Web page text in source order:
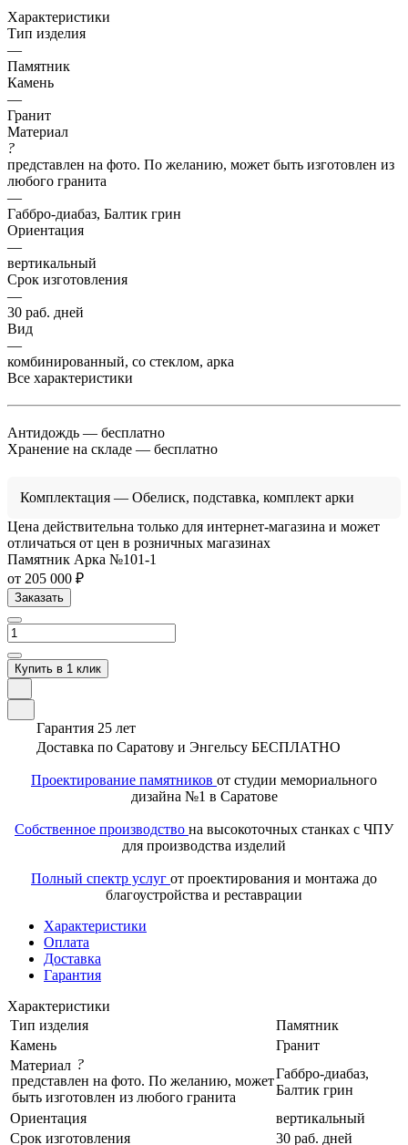
Характеристики
Тип изделия
—
Памятник
Камень
—
Гранит
Материал
?
представлен на фото. По желанию, может быть изготовлен из
любого гранита
—
Габбро-диабаз, Балтик грин
Ориентация
—
вертикальный
Срок изготовления
—
30 раб. дней
Вид
—
комбинированный, со стеклом, арка
Все характеристики
Антидождь — бесплатно
Хранение на складе — бесплатно
Комплектация — Обелиск, подставка, комплект арки
Цена действительна только для интернет-магазина и может
отличаться от цен в розничных магазинах
Памятник Арка №101-1
от 205 000 ₽
Заказать
Купить в 1 клик
Гарантия 25 лет
Доставка по Саратову и Энгельсу БЕСПЛАТНО
Проектирование памятников от студии мемориального
дизайна №1 в Саратове
Собственное производство на высокоточных станках с ЧПУ
для производства изделий
Полный спектр услуг от проектирования и монтажа до
благоустройства и реставрации
Характеристики
Оплата
Доставка
Гарантия
Характеристики
Тип изделия
Памятник
Камень
Гранит
Материал ?
представлен на фото. По желанию, может
быть изготовлен из любого гранита
Габбро-диабаз,
Балтик грин
Ориентация
вертикальный
Срок изготовления
30 раб. дней